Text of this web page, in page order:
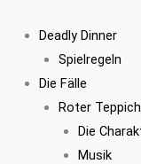
Inhalt
springen
Deadly Dinner
Spielregeln
Die Fälle
Roter
Die
Musik